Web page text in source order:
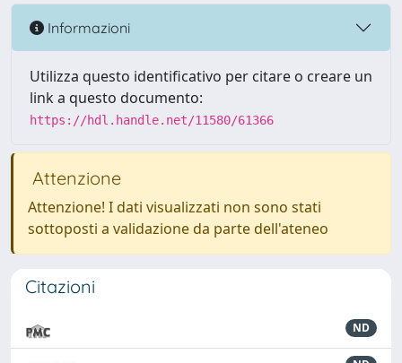
Informazioni
Utilizza questo identificativo per citare o creare un
link a questo documento:
https://hdl.handle.net/11580/61366
Attenzione
Attenzione! I dati visualizzati non sono stati
sottoposti a validazione da parte dell'ateneo
Citazioni
ND